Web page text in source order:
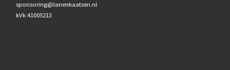
sponsoring@lanenkaatsen.nl
kVk 41005213